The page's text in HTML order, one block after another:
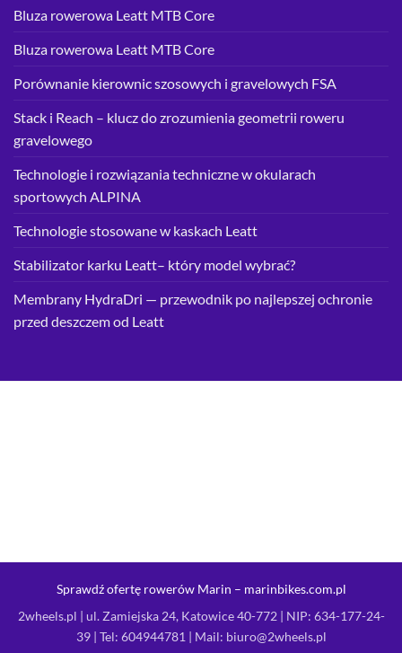
Bluza rowerowa Leatt MTB Core
Bluza rowerowa Leatt MTB Core
Porównanie kierownic szosowych i gravelowych FSA
Stack i Reach – klucz do zrozumienia geometrii roweru
gravelowego
Technologie i rozwiązania techniczne w okularach
sportowych ALPINA
Technologie stosowane w kaskach Leatt
Stabilizator karku Leatt– który model wybrać?
Membrany HydraDri — przewodnik po najlepszej ochronie
przed deszczem od Leatt
Sprawdź ofertę rowerów Marin – marinbikes.com.pl
2wheels.pl | ul. Zamiejska 24, Katowice 40-772 | NIP: 634-177-24-
39 | Tel: 604944781 | Mail: biuro@2wheels.pl